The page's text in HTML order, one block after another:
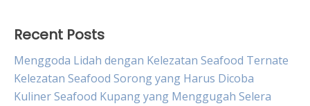
Recent Posts
Menggoda Lidah dengan Kelezatan Seafood Ternate
Kelezatan Seafood Sorong yang Harus Dicoba
Kuliner Seafood Kupang yang Menggugah Selera